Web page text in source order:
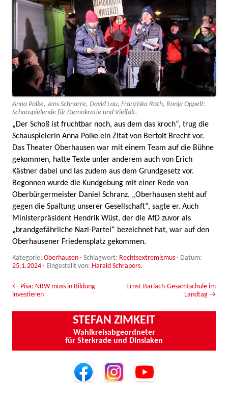
Anna Polke, Jens Schnarre, David Lau, Franziska Roth, Ronja Oppelt:
Schauspielende für Demokratie und Vielfalt.
„Der Schoß ist fruchtbar noch, aus dem das kroch“, trug die
Schauspielerin Anna Polke ein Zitat von Bertolt Brecht vor.
Das Theater Oberhausen war mit einem Team auf die Bühne
gekommen, hatte Texte unter anderem auch von Erich
Kästner dabei und las zudem aus dem Grundgesetz vor.
Begonnen wurde die Kundgebung mit einer Rede von
Oberbürgermeister Daniel Schranz. „Oberhausen steht auf
gegen die Spaltung unserer Gesellschaft“, sagte er. Auch
Ministerpräsident Hendrik Wüst, der die AfD zuvor als
„brandgefährliche Nazi-Partei“ bezeichnet hat, war auf den
Oberhausener Friedensplatz gekommen.
Kategorie: Oberhausen · Schlagwort: Rechtsextremismus · Datum:
25.1.2024 · Eingestellt von: Harald Schrapers.
Beitrags-Navigation
← Pisa: NRW muss in Bildung
investieren
Ernst-Barlach-Gesamtschule im
Landtag →
STEFAN ZIMKEIT
Wahlkreisabgeordneter
für Sterkrade und Dinslaken